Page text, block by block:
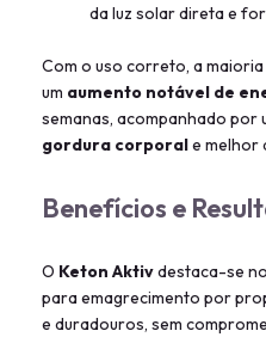
da luz solar direta e
Com o uso correto, a
um aumento notável de
semanas, acompanhado por
gordura corporale melhor
Benefícios e
O Keton Aktivdestaca-se
para emagrecimento por
e duradouros, sem